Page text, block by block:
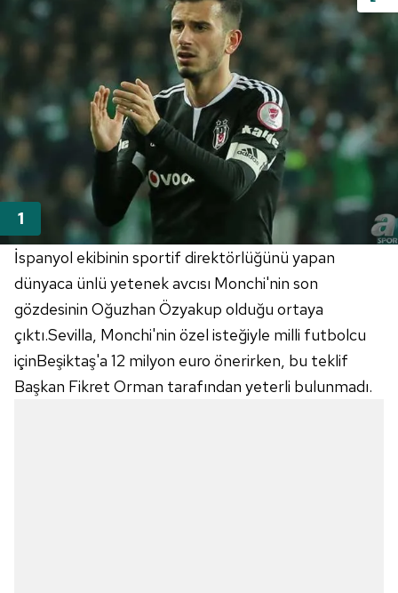
İspanyol ekibinin sportif direktörlüğünü yapan
dünyaca ünlü yetenek avcısı Monchi'nin son
gözdesinin Oğuzhan Özyakup olduğu ortaya
çıktı.Sevilla, Monchi'nin özel isteğiyle milli futbolcu
içinBeşiktaş'a 12 milyon euro önerirken, bu teklif
Başkan Fikret Orman tarafından yeterli bulunmadı.